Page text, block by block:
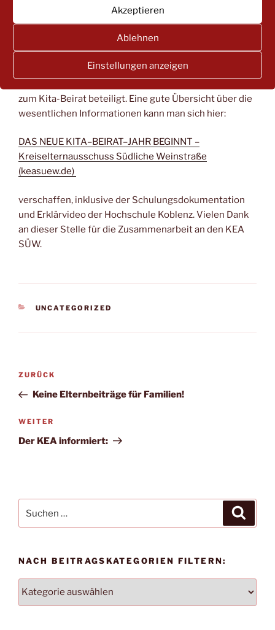
Akzeptieren
Ablehnen
Einstellungen anzeigen
Beiratssitzung (mindestens einmal pro Jahr)
Zuständig: Träger
Zum Kita-Beirat gibt es eine mittlerweile fast
unüberschaubare Anzahl an Informations-quellen. Der
zum Kita-Beirat beteiligt. Eine gute Übersicht über die
wesentlichen Informationen kann man sich hier:
DAS NEUE KITA–BEIRAT–JAHR BEGINNT –
Kreiselternausschuss Südliche Weinstraße
(keasuew.de)
verschaffen, inklusive der Schulungsdokumentation
und Erklärvideo der Hochschule Koblenz. Vielen Dank
an dieser Stelle für die Zusammenarbeit an den KEA
SÜW.
KATEGORIEN
UNCATEGORIZED
Beitragsnavigation
Vorheriger
Beitrag
ZURÜCK
Keine Elternbeiträge für Familien!
Nächster
Beitrag
WEITER
Der KEA informiert:
nach:
NACH BEITRAGSKATEGORIEN FILTERN:
BEITRAGSKATEGORIEN